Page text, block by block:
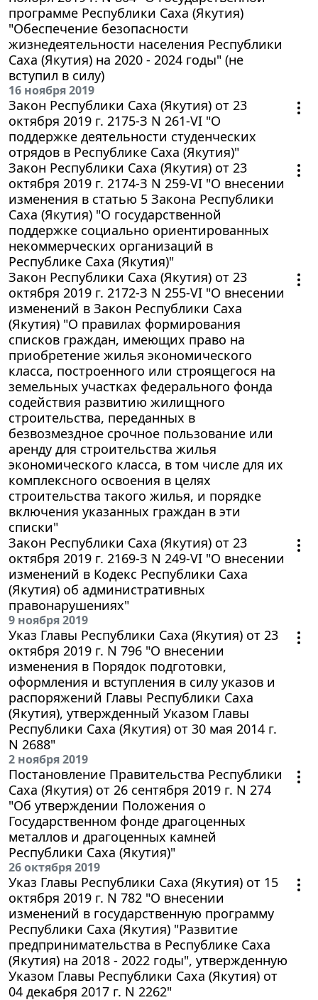
программе Республики Саха (Якутия)
"Обеспечение безопасности
жизнедеятельности населения Республики
Саха (Якутия) на 2020 - 2024 годы" (не
вступил в силу)
16 ноября 2019
Закон Республики Саха (Якутия) от 23
октября 2019 г. 2175-З N 261-VI "О
поддержке деятельности студенческих
отрядов в Республике Саха (Якутия)"
Закон Республики Саха (Якутия) от 23
октября 2019 г. 2174-З N 259-VI "О внесении
изменения в статью 5 Закона Республики
Саха (Якутия) "О государственной
поддержке социально ориентированных
некоммерческих организаций в
Республике Саха (Якутия)"
Закон Республики Саха (Якутия) от 23
октября 2019 г. 2172-З N 255-VI "О внесении
изменений в Закон Республики Саха
(Якутия) "О правилах формирования
списков граждан, имеющих право на
приобретение жилья экономического
класса, построенного или строящегося на
земельных участках федерального фонда
содействия развитию жилищного
строительства, переданных в
безвозмездное срочное пользование или
аренду для строительства жилья
экономического класса, в том числе для их
комплексного освоения в целях
строительства такого жилья, и порядке
включения указанных граждан в эти
списки"
Закон Республики Саха (Якутия) от 23
октября 2019 г. 2169-З N 249-VI "О внесении
изменений в Кодекс Республики Саха
(Якутия) об административных
правонарушениях"
9 ноября 2019
Указ Главы Республики Саха (Якутия) от 23
октября 2019 г. N 796 "О внесении
изменения в Порядок подготовки,
оформления и вступления в силу указов и
распоряжений Главы Республики Саха
(Якутия), утвержденный Указом Главы
Республики Саха (Якутия) от 30 мая 2014 г.
N 2688"
2 ноября 2019
Постановление Правительства Республики
Саха (Якутия) от 26 сентября 2019 г. N 274
"Об утверждении Положения о
Государственном фонде драгоценных
металлов и драгоценных камней
Республики Саха (Якутия)"
26 октября 2019
Указ Главы Республики Саха (Якутия) от 15
октября 2019 г. N 782 "О внесении
изменений в государственную программу
Республики Саха (Якутия) "Развитие
предпринимательства в Республике Саха
(Якутия) на 2018 - 2022 годы", утвержденную
Указом Главы Республики Саха (Якутия) от
04 декабря 2017 г. N 2262"